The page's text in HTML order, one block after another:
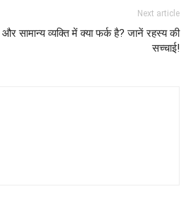
Next article
सामान्य व्यक्ति में क्या फर्क है? जानें रहस्य की
सच्चाई!